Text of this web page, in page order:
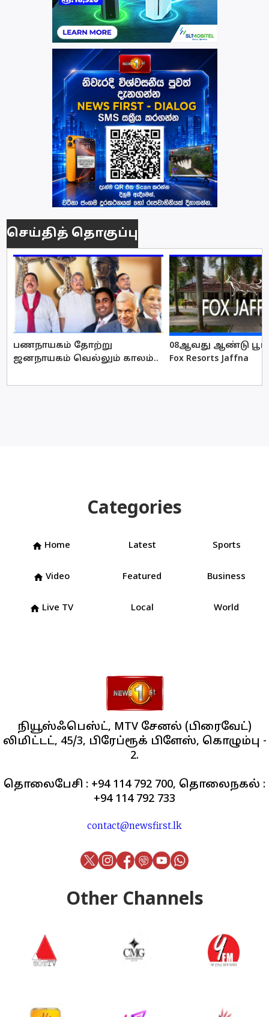
செய்தித் தொகுப்பு
பணநாயகம் தோற்று
ஜனநாயகம் வெல்லும் காலம்..
08ஆவது ஆண்டு
Fox Resorts Jaffna
நியூஸ்ஃபெஸ்ட், MTV சேனல் (பிரைவேட்)
லிமிட்டட், 45/3, பிரேப்ரூக் பிளேஸ், கொழும்பு -
2.
தொலைபேசி : +94 114 792 700, தொலைநகல் :
+94 114 792 733
contact@newsfirst.lk
Categories
home Home Latest Sports
home Video Featured Business
home Live TV Local World
Other Channels